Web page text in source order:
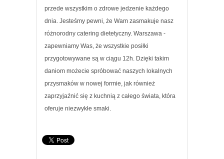
przede wszystkim o zdrowe jedzenie każdego
dnia. Jesteśmy pewni, że Wam zasmakuje nasz
różnorodny catering dietetyczny. Warszawa -
zapewniamy Was, że wszystkie posiłki
przygotowywane są w ciągu 12h. Dzięki takim
daniom możecie spróbować naszych lokalnych
przysmaków w nowej formie, jak również
zaprzyjaźnić się z kuchnią z całego świata, która
oferuje niezwykłe smaki.